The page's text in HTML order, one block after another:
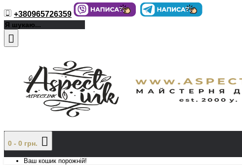
+380965726359
0 - 0 грн.
Ваш кошик порожній!